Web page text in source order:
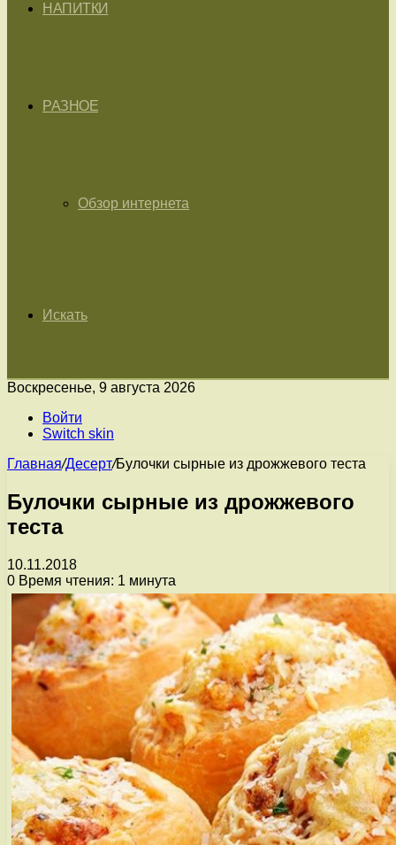
НАПИТКИ
РАЗНОЕ
Обзор интернета
Искать
Воскресенье, 9 августа 2026
Войти
Switch skin
Главная/Десерт/Булочки сырные из дрожжевого теста
Булочки сырные из дрожжевого
теста
10.11.2018
0 Время чтения: 1 минута